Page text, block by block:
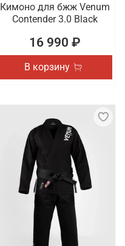
Кимоно для бжж Venum
Contender 3.0 Black
16 990 ₽
В корзину